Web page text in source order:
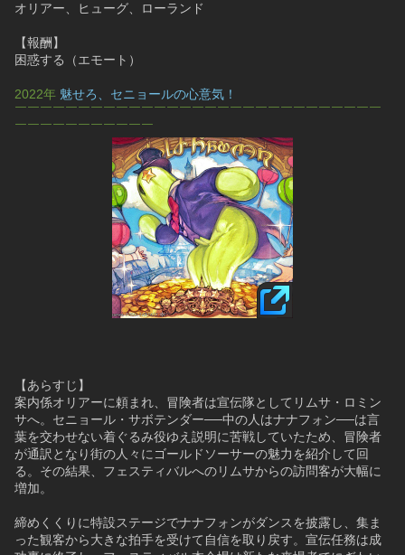
オリアー、ヒューグ、ローランド
【報酬】
困惑する（エモート）
2022年 魅せろ、セニョールの心意気！
￣￣￣￣￣￣￣￣￣￣￣￣￣￣￣￣￣￣￣￣￣￣￣￣￣￣￣￣￣
￣￣￣￣￣￣￣￣￣￣￣
【あらすじ】
案内係オリアーに頼まれ、冒険者は宣伝隊としてリムサ・ロミン
サへ。セニョール・サボテンダー──中の人はナナフォン──は言
葉を交わせない着ぐるみ役ゆえ説明に苦戦していたため、冒険者
が通訳となり街の人々にゴールドソーサーの魅力を紹介して回
る。その結果、フェスティバルへのリムサからの訪問客が大幅に
増加。
締めくくりに特設ステージでナナフォンがダンスを披露し、集ま
った観客から大きな拍手を受けて自信を取り戻す。宣伝任務は成